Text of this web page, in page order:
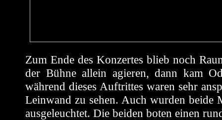
Zum Ende des Konzertes blieb noch
der Bühne allein agieren, dann kam
während dieses Auftrittes waren sehr
Leinwand zu sehen. Auch wurden beide
ausgeleuchtet. Die beiden boten einen